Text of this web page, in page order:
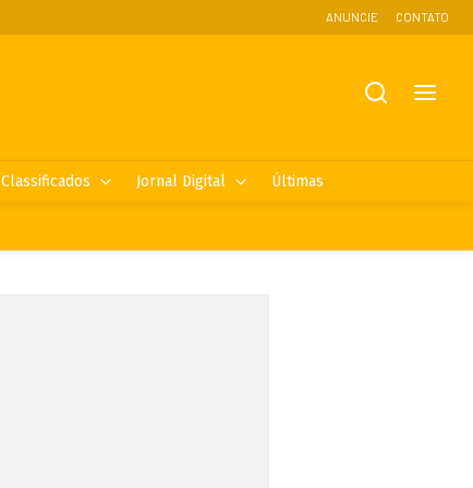
ANUNCIE CONTATO
Classificados Jornal Digital Últimas